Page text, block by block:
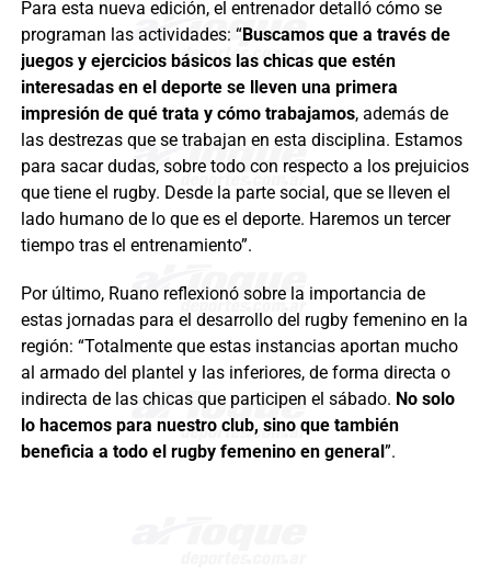
Para esta nueva edición, el entrenador detalló cómo se
programan las actividades: “Buscamos que a través de
juegos y ejercicios básicos las chicas que estén
interesadas en el deporte se lleven una primera
impresión de qué trata y cómo trabajamos, además de
las destrezas que se trabajan en esta disciplina. Estamos
para sacar dudas, sobre todo con respecto a los prejuicios
que tiene el rugby. Desde la parte social, que se lleven el
lado humano de lo que es el deporte. Haremos un tercer
tiempo tras el entrenamiento”.
Por último, Ruano reflexionó sobre la importancia de
estas jornadas para el desarrollo del rugby femenino en la
región: “Totalmente que estas instancias aportan mucho
al armado del plantel y las inferiores, de forma directa o
indirecta de las chicas que participen el sábado. No solo
lo hacemos para nuestro club, sino que también
beneficia a todo el rugby femenino en general”.